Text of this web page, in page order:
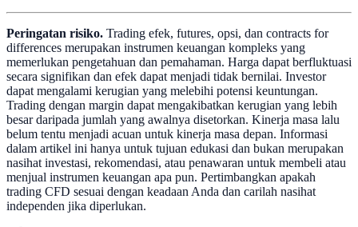
Peringatan risiko. Trading efek, futures, opsi, dan contracts for
differences merupakan instrumen keuangan kompleks yang
memerlukan pengetahuan dan pemahaman. Harga dapat berfluktuasi
secara signifikan dan efek dapat menjadi tidak bernilai. Investor
dapat mengalami kerugian yang melebihi potensi keuntungan.
Trading dengan margin dapat mengakibatkan kerugian yang lebih
besar daripada jumlah yang awalnya disetorkan. Kinerja masa lalu
belum tentu menjadi acuan untuk kinerja masa depan. Informasi
dalam artikel ini hanya untuk tujuan edukasi dan bukan merupakan
nasihat investasi, rekomendasi, atau penawaran untuk membeli atau
menjual instrumen keuangan apa pun. Pertimbangkan apakah
trading CFD sesuai dengan keadaan Anda dan carilah nasihat
independen jika diperlukan.